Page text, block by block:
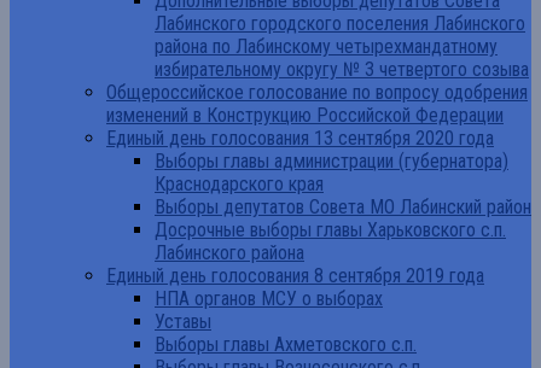
Лабинского городского поселения Лабинского
района по Лабинскому четырехмандатному
избирательному округу № 3 четвертого созыва
Общероссийское голосование по вопросу одобрения
изменений в Конструкцию Российской Федерации
Единый день голосования 13 сентября 2020 года
Выборы главы администрации (губернатора)
Краснодарского края
Выборы депутатов Совета МО Лабинский район
Досрочные выборы главы Харьковского с.п.
Лабинского района
Единый день голосования 8 сентября 2019 года
НПА органов МСУ о выборах
Уставы
Выборы главы Ахметовского с.п.